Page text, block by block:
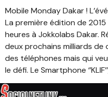
Mobile Monday Dakar !
La première édition de 2015
heures à Jokkolabs Dakar.
deux prochains milliards
des téléphones mais qui
le défi. Le Smartphone